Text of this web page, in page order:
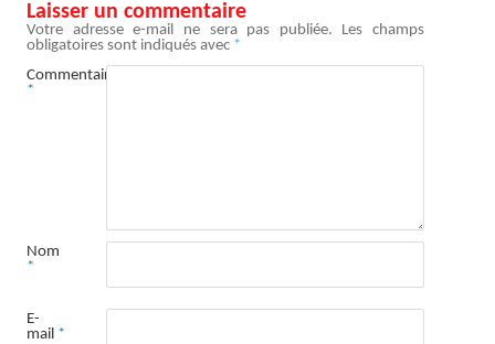
Laisser un commentaire
Votre adresse e-mail ne sera pas publiée.
Les champs
obligatoires sont indiqués avec *
Commentaire
*
Nom
*
E-
mail *